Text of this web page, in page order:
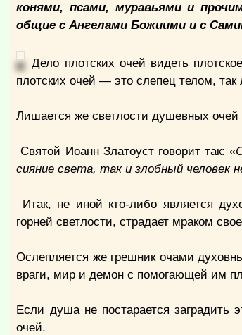
конями, псами, муравьями и
общие с Ангелами Божиими и с
Дело плотских очей видеть
плотских очей — это слепец телом,
Лишается же светлости душевных очей
Святой Иоанн Златоуст говорит так: «
сияние света, так и злобный
Итак, не иной кто-либо является
горней светлости, страдает мраком
Ослепляется же грешник очами
враги, мир и демон с помогающей им
Если душа не постарается заградить
очей.